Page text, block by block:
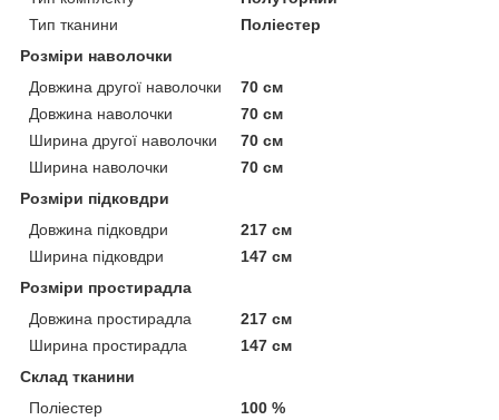
Тип тканини
Поліестер
Розміри наволочки
Довжина другої наволочки
70 см
Довжина наволочки
70 см
Ширина другої наволочки
70 см
Ширина наволочки
70 см
Розміри підковдри
Довжина підковдри
217 см
Ширина підковдри
147 см
Розміри простирадла
Довжина простирадла
217 см
Ширина простирадла
147 см
Склад тканини
Поліестер
100 %